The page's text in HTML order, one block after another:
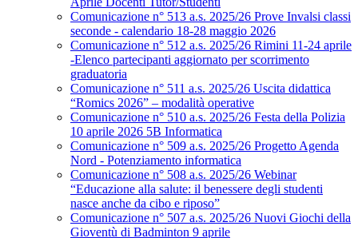
Comunicazione n° 513 a.s. 2025/26 Prove Invalsi classi
seconde - calendario 18-28 maggio 2026
Comunicazione n° 512 a.s. 2025/26 Rimini 11-24 aprile
-Elenco partecipanti aggiornato per scorrimento
graduatoria
Comunicazione n° 511 a.s. 2025/26 Uscita didattica
“Romics 2026” – modalità operative
Comunicazione n° 510 a.s. 2025/26 Festa della Polizia
10 aprile 2026 5B Informatica
Comunicazione n° 509 a.s. 2025/26 Progetto Agenda
Nord - Potenziamento informatica
Comunicazione n° 508 a.s. 2025/26 Webinar
“Educazione alla salute: il benessere degli studenti
nasce anche da cibo e riposo”
Comunicazione n° 507 a.s. 2025/26 Nuovi Giochi della
Gioventù di Badminton 9 aprile